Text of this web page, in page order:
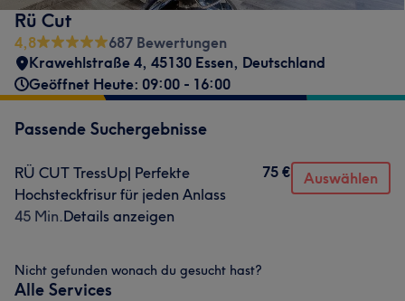
Rü Cut
4,8
687 Bewertungen
Krawehlstraße 4, 45130 Essen, Deutschland
Geöffnet Heute: 09:00 - 16:00
Passende Suchergebnisse
RÜ CUT TressUp| Perfekte
Hochsteckfrisur für jeden Anlass
45 Min.Details anzeigen
75 € Auswählen
Nicht gefunden wonach du gesucht hast?
Alle Services